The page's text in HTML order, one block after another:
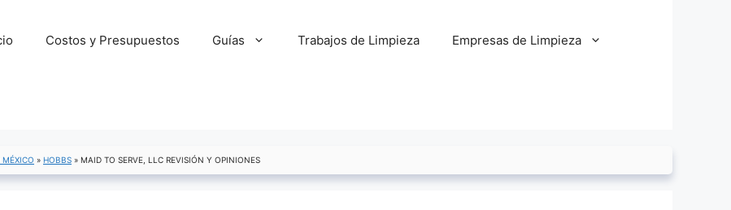
Costos y Presupuestos Guías Trabajos de Limpieza Empresas de Limpieza
MÉXICO » HOBBS » MAID TO SERVE, LLC REVISIÓN Y OPINIONES